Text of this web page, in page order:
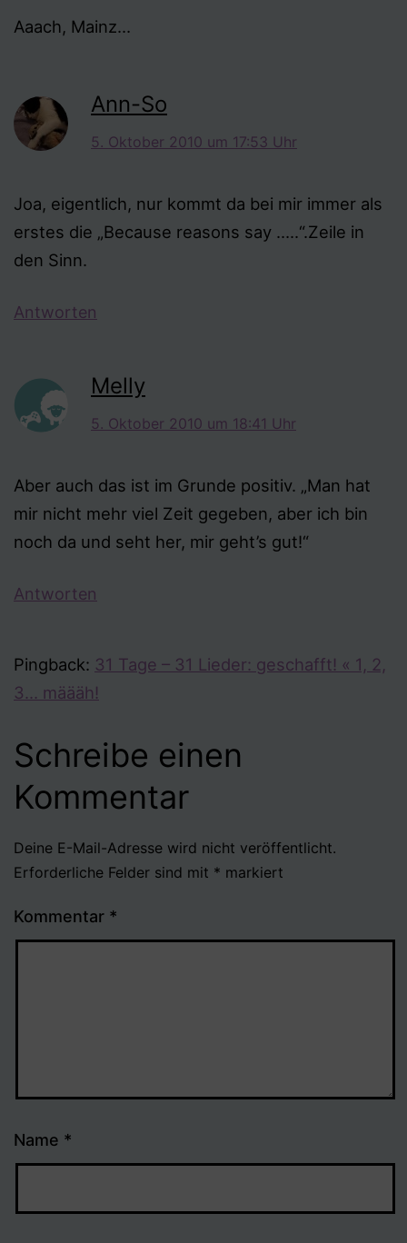
Aaach, Mainz…
Ann-So
5. Oktober 2010 um 17:53 Uhr
Joa, eigentlich, nur kommt da bei mir immer als
erstes die „Because reasons say …..“.Zeile in
den Sinn.
Antworten
Melly
5. Oktober 2010 um 18:41 Uhr
Aber auch das ist im Grunde positiv. „Man hat
mir nicht mehr viel Zeit gegeben, aber ich bin
noch da und seht her, mir geht’s gut!“
Antworten
Pingback: 31 Tage – 31 Lieder: geschafft! « 1, 2,
3… määäh!
Schreibe einen
Kommentar
Deine E-Mail-Adresse wird nicht veröffentlicht.
Erforderliche Felder sind mit * markiert
Kommentar *
Name *